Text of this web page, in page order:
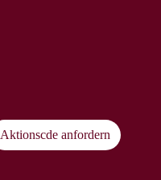
Aktionscde anfordern